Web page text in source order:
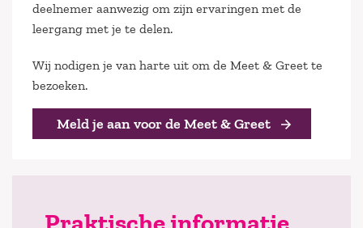
deelnemer aanwezig om zijn ervaringen met de
leergang met je te delen.
Wij nodigen je van harte uit om de Meet & Greet te
bezoeken.
Meld je aan voor de Meet & Greet